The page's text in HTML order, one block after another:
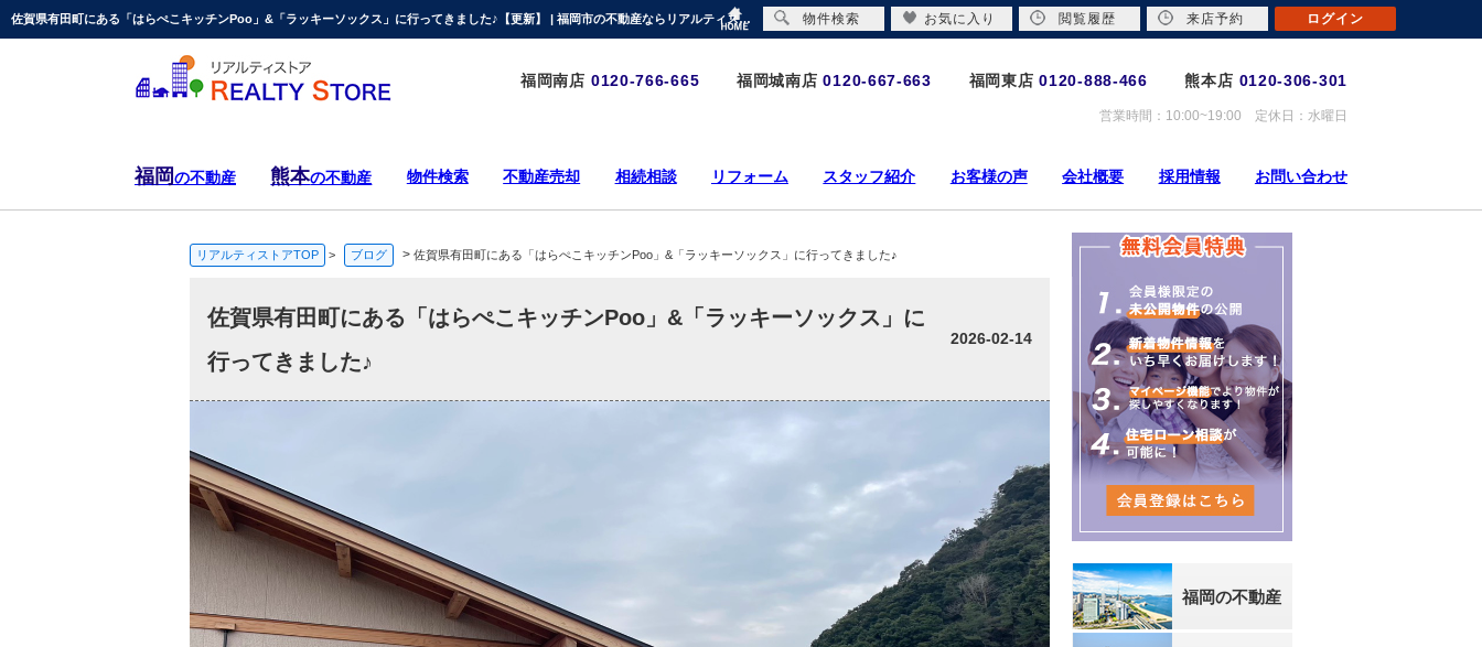
佐賀県有田町にある「はらぺこキッチンPoo」&「ラッキーソックス」に行ってきました♪【更新】 | 福岡市の不動産ならリアルティストア-熊本エリアも対応-
福岡南店 0120-766-665 福岡城南店 0120-667-663 福岡東店 0120-888-466 熊本店 0120-306-301
営業時間：10:00~19:00 定休日：水曜日
福岡の不動産 熊本の不動産 物件検索 不動産売却 相続相談 リフォーム スタッフ紹介 お客様の声 会社概要 採用情報 お問い合わせ
リアルティストアTOP > ブログ > 佐賀県有田町にある「はらぺこキッチンPoo」&「ラッキーソックス」に行ってきました♪
佐賀県有田町にある「はらぺこキッチンPoo」&「ラッキーソックス」に
行ってきました♪
2026-02-14
福岡の不動産
物件検索 お気に入り 閲覧履歴 来店予約 ログイン